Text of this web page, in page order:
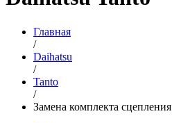
Главная
/
Daihatsu
/
Tanto
/
Замена комплекта сцепления